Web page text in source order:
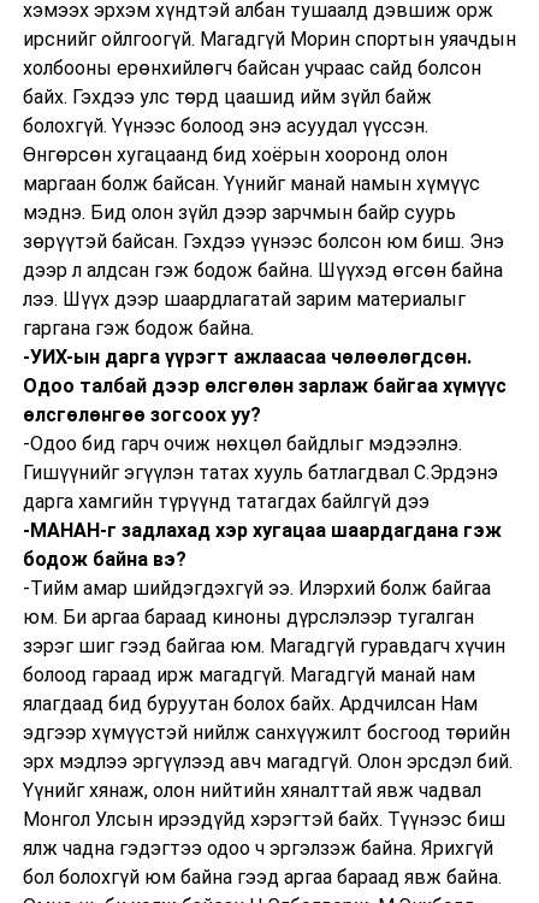
хэмээх эрхэм хүндтэй албан тушаалд дэвшиж орж
ирснийг ойлгоогүй. Магадгүй Морин спортын уяачдын
холбооны ерөнхийлөгч байсан учраас сайд болсон
байх. Гэхдээ улс төрд цаашид ийм зүйл байж
болохгүй. Үүнээс болоод энэ асуудал үүссэн.
Өнгөрсөн хугацаанд бид хоёрын хооронд олон
маргаан болж байсан. Үүнийг манай намын хүмүүс
мэднэ. Бид олон зүйл дээр зарчмын байр суурь
зөрүүтэй байсан. Гэхдээ үүнээс болсон юм биш. Энэ
дээр л алдсан гэж бодож байна. Шүүхэд өгсөн байна
лээ. Шүүх дээр шаардлагатай зарим материалыг
гаргана гэж бодож байна.
-УИХ-ын дарга үүрэгт ажлаасаа чөлөөлөгдсөн.
Одоо талбай дээр өлсгөлөн зарлаж байгаа хүмүүс
өлсгөлөнгөө зогсоох уу?
-Одоо бид гарч очиж нөхцөл байдлыг мэдээлнэ.
Гишүүнийг эгүүлэн татах хууль батлагдвал С.Эрдэнэ
дарга хамгийн түрүүнд татагдах байлгүй дээ
-МАНАН-г задлахад хэр хугацаа шаардагдана гэж
бодож байна вэ?
-Тийм амар шийдэгдэхгүй ээ. Илэрхий болж байгаа
юм. Би аргаа бараад киноны дүрслэлээр тугалган
зэрэг шиг гээд байгаа юм. Магадгүй гуравдагч хүчин
болоод гараад ирж магадгүй. Магадгүй манай нам
ялагдаад бид буруутан болох байх. Ардчилсан Нам
эдгээр хүмүүстэй нийлж санхүүжилт босгоод төрийн
эрх мэдлээ эргүүлээд авч магадгүй. Олон эрсдэл бий.
Үүнийг хянаж, олон нийтийн хяналттай явж чадвал
Монгол Улсын ирээдүйд хэрэгтэй байх. Түүнээс биш
ялж чадна гэдэгтээ одоо ч эргэлзэж байна. Ярихгүй
бол болохгүй юм байна гээд аргаа бараад явж байна.